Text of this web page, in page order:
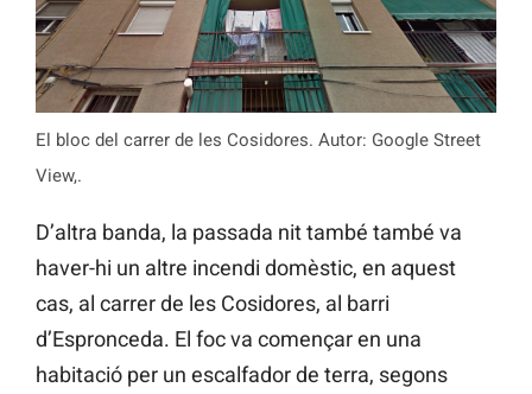
El bloc del carrer de les Cosidores. Autor: Google Street
View,.
D’altra banda, la passada nit també també va
haver-hi un altre incendi domèstic, en aquest
cas, al carrer de les Cosidores, al barri
d’Espronceda. El foc va començar en una
habitació per un escalfador de terra, segons